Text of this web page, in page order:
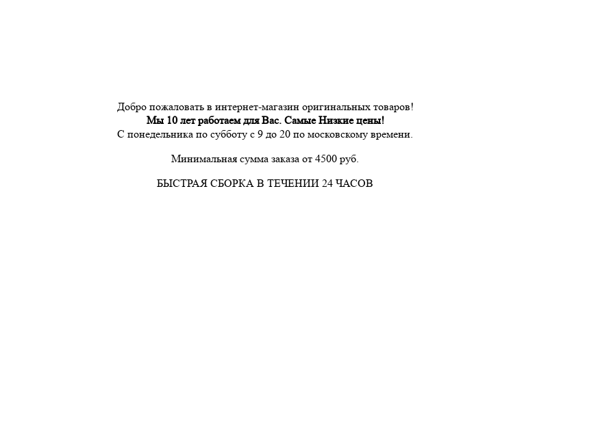
Добро пожаловать в интернет-магазин оригинальных товаров!
Мы 10 лет работаем для Вас. Самые Низкие цены!
С понедельника по субботу с 9 до 20 по московскому времени.
Минимальная сумма заказа от 4500 руб.
БЫСТРАЯ СБОРКА В ТЕЧЕНИИ 24 ЧАСОВ